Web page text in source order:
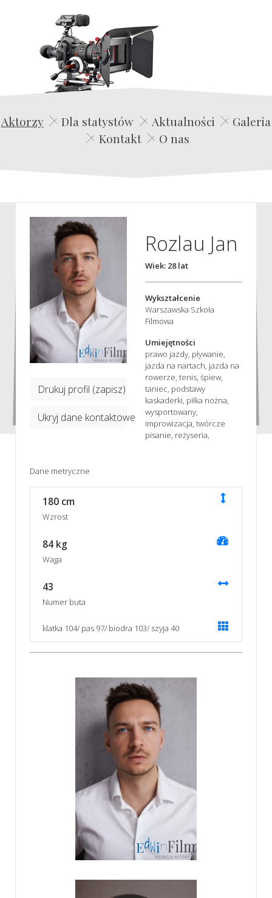
Edwin Film Agencja Aktorska
Aktorzy Dla statystów Aktualności
Galeria
Kontakt
O nas
Drukuj profil (zapisz)
Ukryj dane kontaktowe
Rozlau Jan
Wiek: 28 lat
Wykształcenie
Warszawska Szkoła
Filmowa
Umiejętności
prawo jazdy, pływanie,
jazda na nartach, jazda na
rowerze, tenis, śpiew,
taniec, podstawy
kaskaderki, piłka nożna,
wysportowany,
improwizacja, twórcze
pisanie, reżyseria,
Dane metryczne
180 cm
Wzrost
84 kg
Waga
43
Numer buta
klatka 104/ pas 97/ biodra 103/ szyja 40